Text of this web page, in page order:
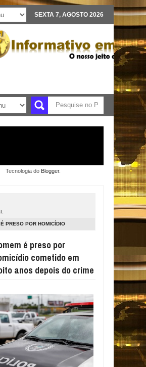
SEXTA 7, AGOSTO 2026
Tecnologia do Blogger.
PRESO POR HOMICÍDIO
é preso por
cometido em
anos depois do crime